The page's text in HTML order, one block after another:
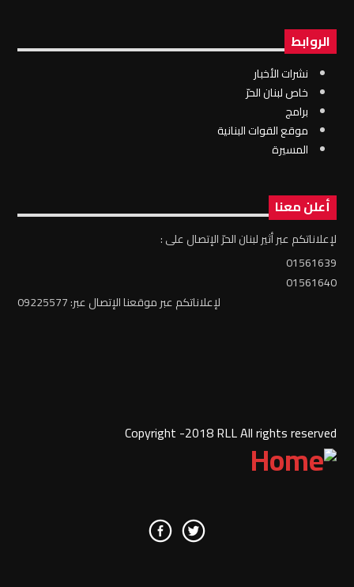
الروابط
نشرات الأخبار
خاص لبنان الحرّ
برامج
موقع القوات البنانية
المسيرة
أعلن معنا
لإعلاناتكم عبر أثير لبنان الحرّ الإتصال على :
01561639
01561640
لإعلاناتكم عبر موقعنا الإتصال عبر: 09225577
Copyright -2018 RLL All rights reserved